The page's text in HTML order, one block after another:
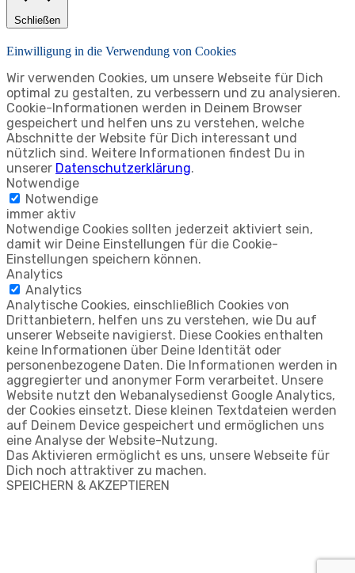
Schließen
Einwilligung in die Verwendung von Cookies
Wir verwenden Cookies, um unsere Webseite für Dich
optimal zu gestalten, zu verbessern und zu analysieren.
Cookie-Informationen werden in Deinem Browser
gespeichert und helfen uns zu verstehen, welche
Abschnitte der Website für Dich interessant und
nützlich sind. Weitere Informationen findest Du in
unserer Datenschutzerklärung.
Notwendige
Notwendige
immer aktiv
Notwendige Cookies sollten jederzeit aktiviert sein,
damit wir Deine Einstellungen für die Cookie-
Einstellungen speichern können.
Analytics
Analytics
Analytische Cookies, einschließlich Cookies von
Drittanbietern, helfen uns zu verstehen, wie Du auf
unserer Webseite navigierst. Diese Cookies enthalten
keine Informationen über Deine Identität oder
personenbezogene Daten. Die Informationen werden in
aggregierter und anonymer Form verarbeitet. Unsere
Website nutzt den Webanalysedienst Google Analytics,
der Cookies einsetzt. Diese kleinen Textdateien werden
auf Deinem Device gespeichert und ermöglichen uns
eine Analyse der Website-Nutzung.
Das Aktivieren ermöglicht es uns, unsere Webseite für
Dich noch attraktiver zu machen.
SPEICHERN & AKZEPTIEREN